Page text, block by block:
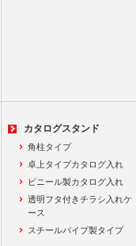
カタログスタンド
角柱タイプ
卓上タイプカタログ入れ
ビニール製カタログ入れ
透明フタ付きチラシ入れケ
ース
スチールパイプ製タイプ